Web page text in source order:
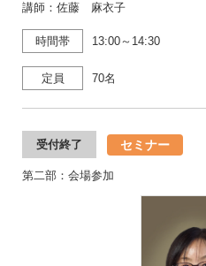
講師：佐藤 麻衣子
時間帯 13:00～14:30
定員 70名
受付終了 セミナー
第二部：会場参加